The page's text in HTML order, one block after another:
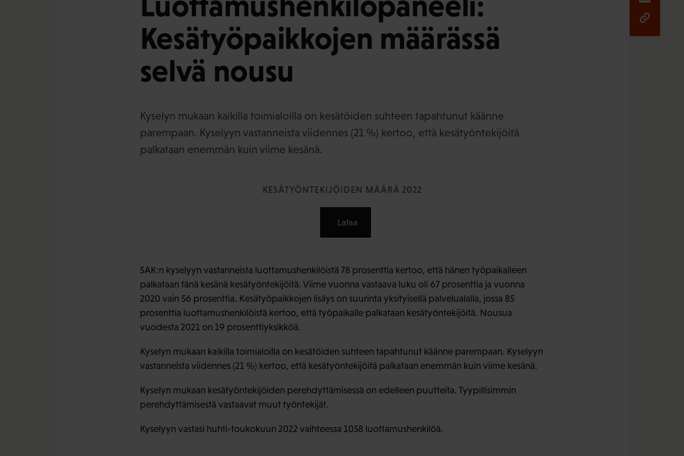
Kesätyöpaikkojen määrässä
selvä nousu
Kyselyn mukaan kaikilla toimialoilla on kesätöiden suhteen tapahtunut käänne
parempaan. Kyselyyn vastanneista viidennes (21 %) kertoo, että kesätyöntekijöitä
palkataan enemmän kuin viime kesänä.
KESÄTYÖNTEKIJÖIDEN MÄÄRÄ 2022
Lataa
SAK:n kyselyyn vastanneista luottamushenkilöistä 78 prosenttia kertoo, että hänen työpaikalleen
palkataan tänä kesänä kesätyöntekijöitä. Viime vuonna vastaava luku oli 67 prosenttia ja vuonna
2020 vain 56 prosenttia. Kesätyöpaikkojen lisäys on suurinta yksityisellä palvelualalla, jossa 85
prosenttia luottamushenkilöistä kertoo, että työpaikalle palkataan kesätyöntekijöitä. Nousua
vuodesta 2021 on 19 prosenttiyksikköä.
Kyselyn mukaan kaikilla toimialoilla on kesätöiden suhteen tapahtunut käänne parempaan. Kyselyyn
vastanneista viidennes (21 %) kertoo, että kesätyöntekijöitä palkataan enemmän kuin viime kesänä.
Kyselyn mukaan kesätyöntekijöiden perehdyttämisessä on edelleen puutteita. Tyypillisimmin
perehdyttämisestä vastaavat muut työntekijät.
Kyselyyn vastasi huhti-toukokuun 2022 vaihteessa 1058 luottamushenkilöä.